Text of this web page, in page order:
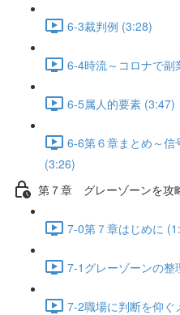
6-3裁判例 (3:28)
6-4時流～コロナで
6-5属人的要素 (3:47)
6-6第６章まとめ～信
(3:26)
第７章 グレーゾーンを攻
7-0第７章はじめに
7-1グレーゾーンの整
7-2職場に判断を仰